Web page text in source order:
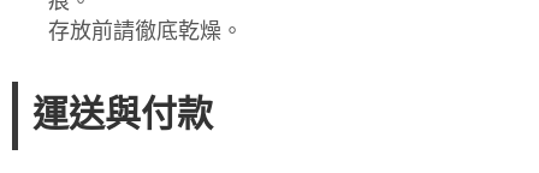
存放前請徹底乾燥。
運送與付款